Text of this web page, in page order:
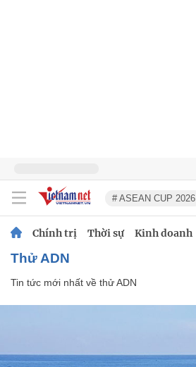
# ASEAN CUP 2026
Chính trị Thời sự Kinh doanh
thử ADN
Tin tức mới nhất về thử ADN